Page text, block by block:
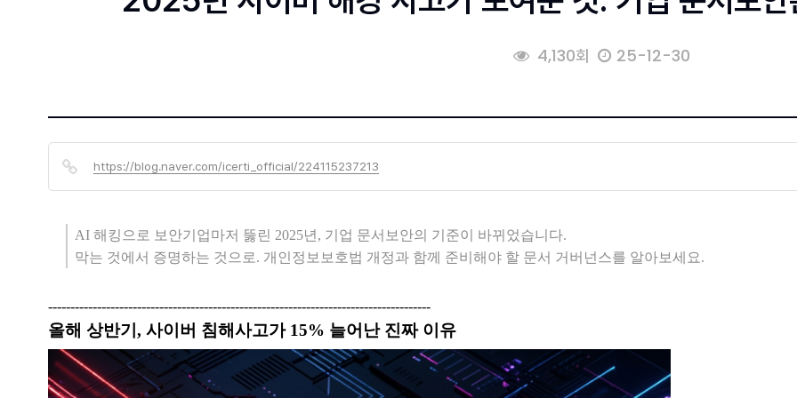
4,130회 25-12-30
https://blog.naver.com/icerti_official/224115237213
AI 해킹으로 보안기업마저 뚫린 2025년, 기업 문서보안의 기준이 바뀌었습니다.
막는 것에서 증명하는 것으로. 개인정보보호법 개정과 함께 준비해야 할 문서 거버넌스를 알아보세요.
--------------------------------------------------------------------------------------
올해 상반기, 사이버 침해사고가 15% 늘어난 진짜 이유